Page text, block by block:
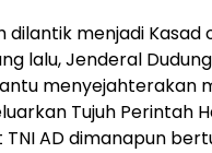
dilantik menjadi
lalu, Jenderal
menyejahterakan
Tujuh Perintah
AD dimanapun